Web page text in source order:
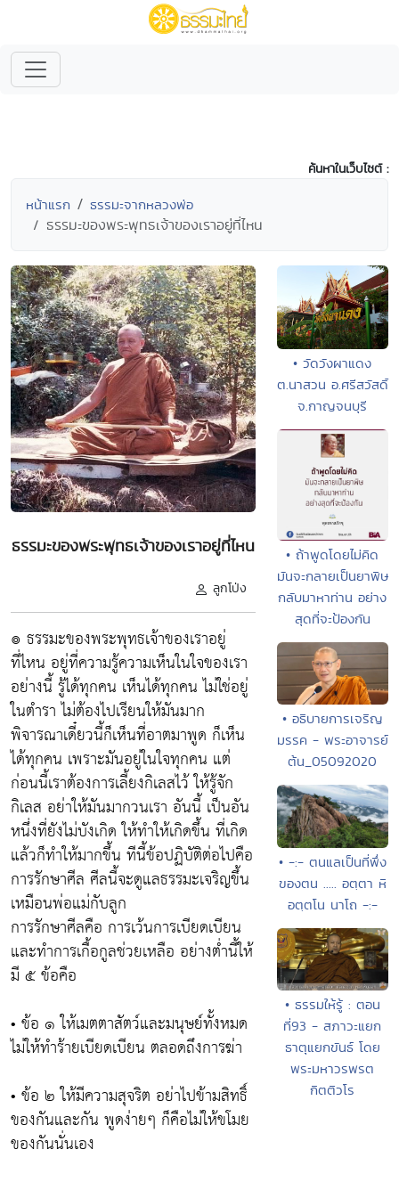
ค้นหาในเว็บไซต์ :
หน้าแรก ธรรมะจากหลวงพ่อ
ธรรมะของพระพุทธเจ้าของเราอยู่ที่ไหน
ธรรมะของพระพุทธเจ้าของเราอยู่ที่ไหน
ลูกโป่ง
๏ ธรรมะของพระพุทธเจ้าของเราอยู่
ที่ไหน อยู่ที่ความรู้ความเห็นในใจของเรา
อย่างนี้ รู้ได้ทุกคน เห็นได้ทุกคน ไม่ใช่อยู่
ในตำรา ไม่ต้องไปเรียนให้มันมาก
พิจารณาเดี๋ยวนี้ก็เห็นที่อาตมาพูด ก็เห็น
ได้ทุกคน เพราะมันอยู่ในใจทุกคน แต่
ก่อนนี้เราต้องการเลี้ยงกิเลสไว้ ให้รู้จัก
กิเลส อย่าให้มันมากวนเรา อันนี้ เป็นอัน
หนึ่งที่ยังไม่บังเกิด ให้ทำให้เกิดขึ้น ที่เกิด
แล้วก็ทำให้มากขึ้น ทีนี้ข้อปฏิบัติต่อไปคือ
การรักษาศีล ศีลนี้จะดูแลธรรมะเจริญขึ้น
เหมือนพ่อแม่กับลูก
การรักษาศีลคือ การเว้นการเบียดเบียน
และทำการเกื้อกูลช่วยเหลือ อย่างต่ำนี้ให้
มี ๕ ข้อคือ
• ข้อ ๑ ให้เมตตาสัตว์และมนุษย์ทั้งหมด
ไม่ให้ทำร้ายเบียดเบียน ตลอดถึงการฆ่า
• ข้อ ๒ ให้มีความสุจริต อย่าไปข้ามสิทธิ์
ของกันและกัน พูดง่ายๆ ก็คือไม่ให้ขโมย
ของกันนั่นเอง
• วัดวังผาแดง
ต.นาสวน อ.ศรีสวัสดิ์
จ.กาญจนบุรี
• ถ้าพูดโดยไม่คิด
มันจะกลายเป็นยาพิษ
กลับมาหาท่าน อย่าง
สุดที่จะป้องกัน
• อธิบายการเจริญ
มรรค - พระอาจารย์
ต้น_05092020
• -:- ตนแลเป็นที่พึ่ง
ของตน ..... อตฺตา หิ
อตฺตโน นาโถ -:-
• ธรรมให้รู้ : ตอน
ที่93 - สภาวะแยก
ธาตุแยกขันธ์ โดย
พระมหาวรพรต
กิตติวโร